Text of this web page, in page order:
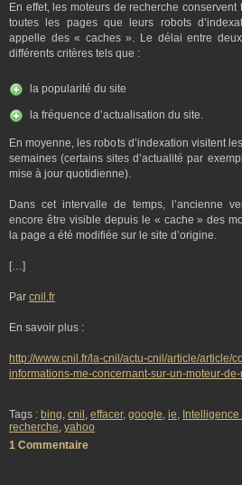
En effet, les moteurs de recherche
toutes les pages que leurs robots
appelle des « caches ». Le délai entre
différents critères tels que :
la popularité du site
la fréquence d’actualisation du site.
En moyenne, les robots d’indexation visitent
semaines (certains sites d’actualité par
mise à jour quotidienne).
Dans cet intervalle de temps, l’ancienne
encore être visible depuis le « cache » des
la page a été modifiée sur le site d’origine.
[…]
Par cnil.fr
En savoir plus :
http://www.cnil.fr/la-cnil/actu-cnil/article/article/
informations-me-concernant-sur-un-moteur-
Tags : bing, cnil , effacer, google, ie,
recherche, yahoo
1 Commentaire